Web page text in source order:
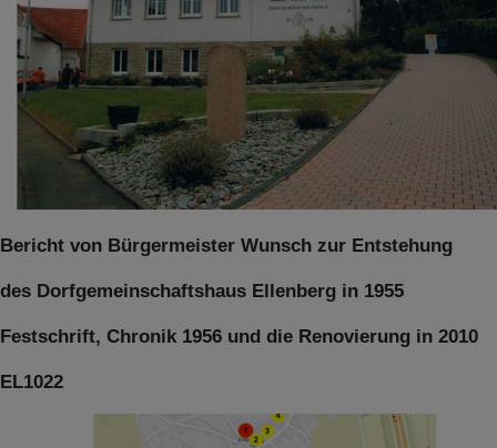
Bericht von Bürgermeister Wunsch zur Entstehung
des Dorfgemeinschaftshaus Ellenberg in 1955
Festschrift, Chronik 1956 und die Renovierung in 2010
EL1022